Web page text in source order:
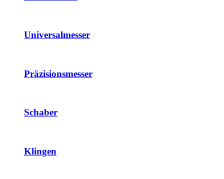
Universalmesser
Präzisionsmesser
Schaber
Klingen